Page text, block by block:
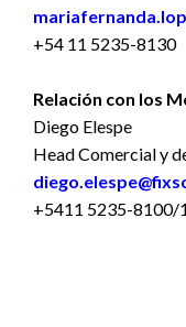
+54 11 5235-8130
Relación con los
Diego Elespe
Head Comercial y
+5411 5235-8100/